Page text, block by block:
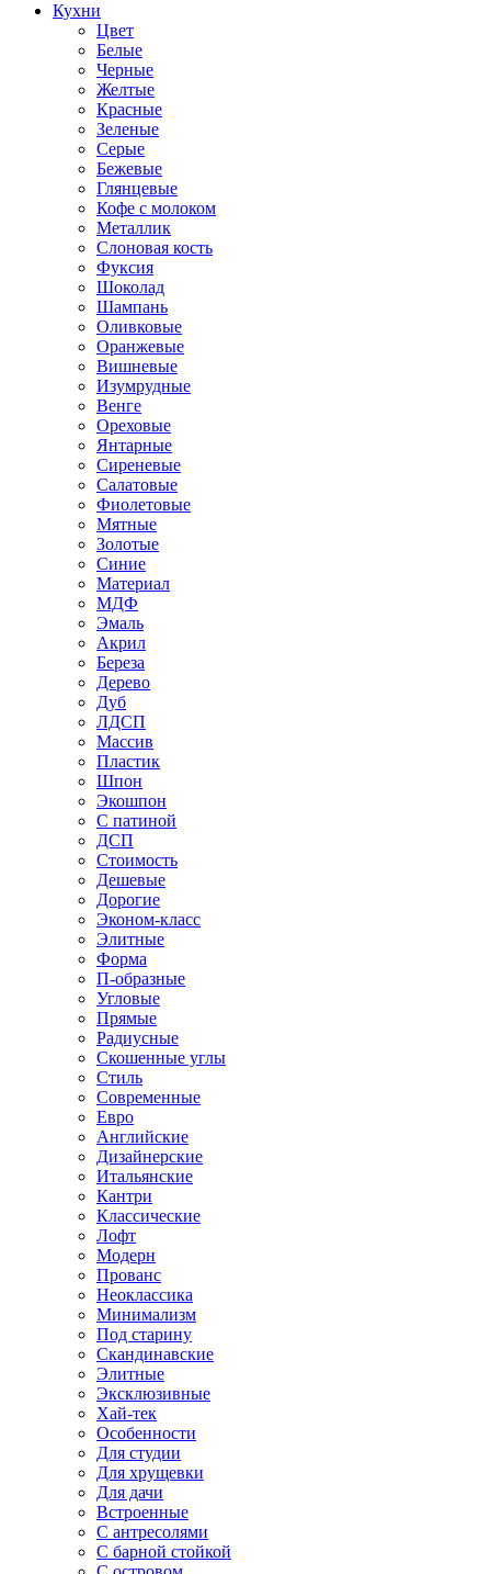
Кухни
Цвет
Белые
Черные
Желтые
Красные
Зеленые
Серые
Бежевые
Глянцевые
Кофе с молоком
Металлик
Слоновая кость
Фуксия
Шоколад
Шампань
Оливковые
Оранжевые
Вишневые
Изумрудные
Венге
Ореховые
Янтарные
Сиреневые
Салатовые
Фиолетовые
Мятные
Золотые
Синие
Материал
МДФ
Эмаль
Акрил
Береза
Дерево
Дуб
ЛДСП
Массив
Пластик
Шпон
Экошпон
С патиной
ДСП
Стоимость
Дешевые
Дорогие
Эконом-класс
Элитные
Форма
П-образные
Угловые
Прямые
Радиусные
Скошенные углы
Стиль
Современные
Евро
Английские
Дизайнерские
Итальянские
Кантри
Классические
Лофт
Модерн
Прованс
Неоклассика
Минимализм
Под старину
Скандинавские
Элитные
Эксклюзивные
Хай-тек
Особенности
Для студии
Для хрущевки
Для дачи
Встроенные
С антресолями
С барной стойкой